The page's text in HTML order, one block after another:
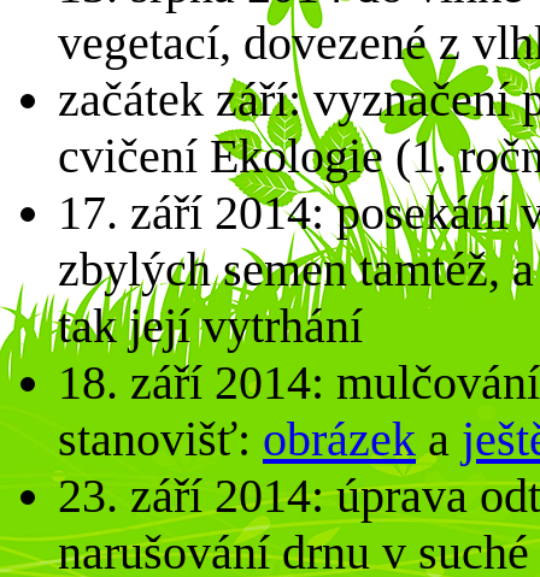
vegetací, dovezené z
začátek září: vyznačení
cvičení Ekologie (1.
17. září 2014: posekání
zbylých semen tamtéž,
tak její vytrhání
18. září 2014:
stanovišť: obrázek a
23. září 2014: úprava
narušování drnu v